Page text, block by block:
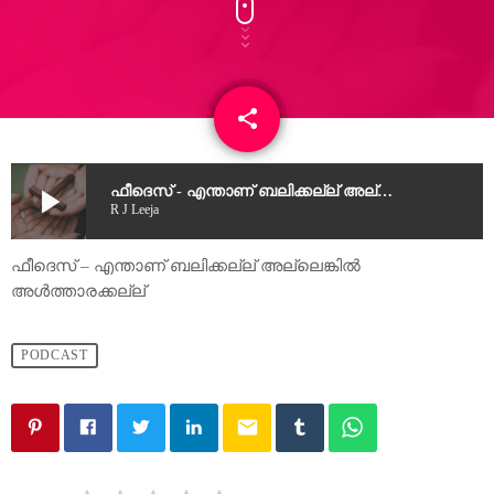
share
email
play_arrow ഫീദെസ് - എന്താണ് ബലിക്കല്ല് അല്ലെങ്കിൽ അൾത്താരക്കല്ല്
R J Leeja
ഫീദെസ് – എന്താണ് ബലിക്കല്ല് അല്ലെങ്കിൽ
അൾത്താരക്കല്ല്
PODCAST
email